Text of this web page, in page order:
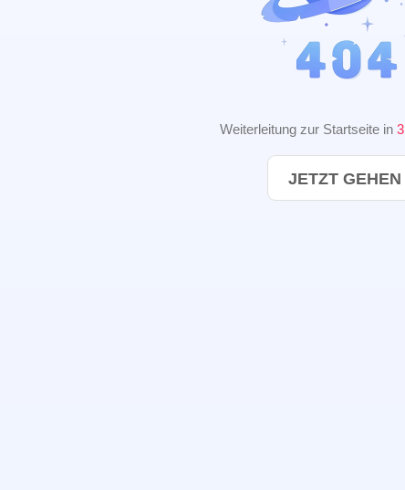
Weiterleitung zur Startseite in 2
JETZT GEHEN